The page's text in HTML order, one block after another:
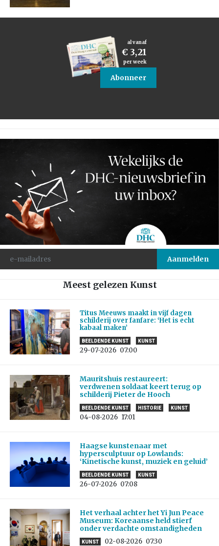
al vanaf
€ 3,21
per week
Abonneer
Meest gelezen Kunst
Titus Meeuws maakt in vijf dagen
schilderij over fanfare: ‘Het is echt
kabaal maken’
BEELDENDE KUNST KUNST
29-07-2026 07:00
Mauritshuis restaureert:
verdwenen soldaat keert terug op
schilderij Pieter de Hooch
BEELDENDE KUNST HISTORIE KUNST
04-08-2026 17:01
Haagse kunstenaar met
hypersculptuur op Lowlands:
‘Kinetische kunst, muziek en geluid’
BEELDENDE KUNST KUNST
26-07-2026 07:08
Het verhaal achter het Yi Jun Peace
Museum: Koreaanse held stierf
onder verdachte omstandigheden
KUNST 02-08-2026 07:30